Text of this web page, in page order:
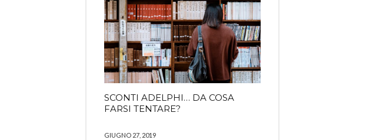
SCONTI ADELPHI… DA COSA
FARSI TENTARE?
GIUGNO 27, 2019